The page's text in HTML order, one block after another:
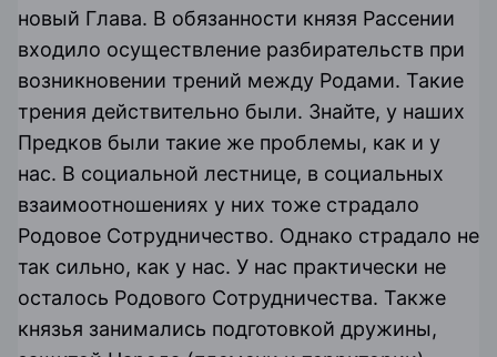
новый Глава. В обязанности князя Рассении
входило осуществление разбирательств при
возникновении трений между Родами. Такие
трения действительно были. Знайте, у наших
Предков были такие же проблемы, как и у
нас. В социальной лестнице, в социальных
взаимоотношениях у них тоже страдало
Родовое Сотрудничество. Однако страдало не
так сильно, как у нас. У нас практически не
осталось Родового Сотрудничества. Также
князья занимались подготовкой дружины,